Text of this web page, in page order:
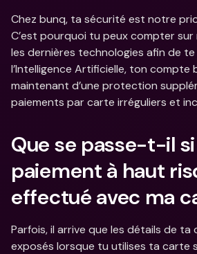
Chez bunq, ta sécurité est notre
C’est pourquoi tu peux compter
les dernières technologies afin de
l’Intelligence Artificielle, ton compte
maintenant d’une protection
paiements par carte irréguliers et
Que se passe-t-il
paiement à haut
effectué avec ma
Parfois, il arrive que les détails de
exposés lorsque tu utilises ta carte